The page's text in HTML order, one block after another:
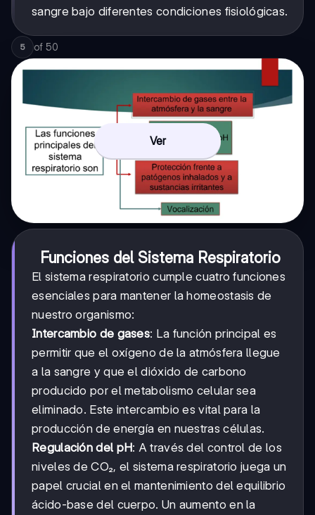
sangre bajo diferentes condiciones fisiológicas.
5 of 50
Ver
Funciones del Sistema Respiratorio
El sistema respiratorio cumple cuatro funciones
esenciales para mantener la homeostasis de
nuestro organismo:
Intercambio de gases: La función principal es
permitir que el oxígeno de la atmósfera llegue
a la sangre y que el dióxido de carbono
producido por el metabolismo celular sea
eliminado. Este intercambio es vital para la
producción de energía en nuestras células.
Regulación del pH: A través del control de los
niveles de CO₂, el sistema respiratorio juega un
papel crucial en el mantenimiento del equilibrio
ácido-base del cuerpo. Un aumento en la